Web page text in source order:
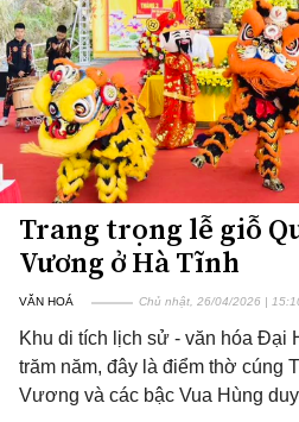
Trang trọng lễ giỗ
Vương ở Hà Tĩnh
VĂN HOÁ Chủ nhật, 26/04/2026 |
Khu di tích lịch sử - văn hóa Đại
trăm năm, đây là điểm thờ cúng
Vương và các bậc Vua Hùng